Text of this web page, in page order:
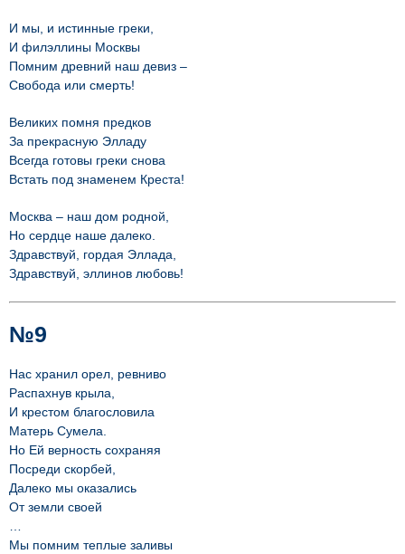
И мы, и истинные греки,
И филэллины Москвы
Помним древний наш девиз –
Свобода или смерть!
Великих помня предков
За прекрасную Элладу
Всегда готовы греки снова
Встать под знаменем Креста!
Москва – наш дом родной,
Но сердце наше далеко.
Здравствуй, гордая Эллада,
Здравствуй, эллинов любовь!
№9
Нас хранил орел, ревниво
Распахнув крыла,
И крестом благословила
Матерь Сумела.
Но Ей верность сохраняя
Посреди скорбей,
Далеко мы оказались
От земли своей
Мы помним теплые заливы